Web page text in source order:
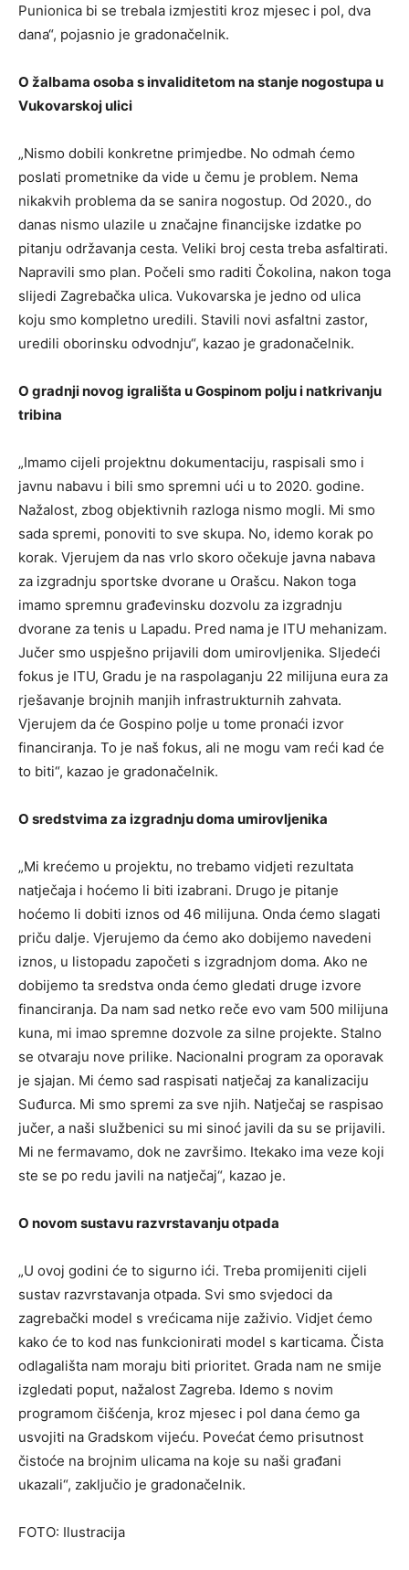
Punionica bi se trebala izmjestiti kroz mjesec i pol, dva
dana“, pojasnio je gradonačelnik.
O žalbama osoba s invaliditetom na stanje nogostupa u
Vukovarskoj ulici
„Nismo dobili konkretne primjedbe. No odmah ćemo
poslati prometnike da vide u čemu je problem. Nema
nikakvih problema da se sanira nogostup. Od 2020., do
danas nismo ulazile u značajne financijske izdatke po
pitanju održavanja cesta. Veliki broj cesta treba asfaltirati.
Napravili smo plan. Počeli smo raditi Čokolina, nakon toga
slijedi Zagrebačka ulica. Vukovarska je jedno od ulica
koju smo kompletno uredili. Stavili novi asfaltni zastor,
uredili oborinsku odvodnju“, kazao je gradonačelnik.
O gradnji novog igrališta u Gospinom polju i natkrivanju
tribina
„Imamo cijeli projektnu dokumentaciju, raspisali smo i
javnu nabavu i bili smo spremni ući u to 2020. godine.
Nažalost, zbog objektivnih razloga nismo mogli. Mi smo
sada spremi, ponoviti to sve skupa. No, idemo korak po
korak. Vjerujem da nas vrlo skoro očekuje javna nabava
za izgradnju sportske dvorane u Orašcu. Nakon toga
imamo spremnu građevinsku dozvolu za izgradnju
dvorane za tenis u Lapadu. Pred nama je ITU mehanizam.
Jučer smo uspješno prijavili dom umirovljenika. Sljedeći
fokus je ITU, Gradu je na raspolaganju 22 milijuna eura za
rješavanje brojnih manjih infrastrukturnih zahvata.
Vjerujem da će Gospino polje u tome pronaći izvor
financiranja. To je naš fokus, ali ne mogu vam reći kad će
to biti“, kazao je gradonačelnik.
O sredstvima za izgradnju doma umirovljenika
„Mi krećemo u projektu, no trebamo vidjeti rezultata
natječaja i hoćemo li biti izabrani. Drugo je pitanje
hoćemo li dobiti iznos od 46 milijuna. Onda ćemo slagati
priču dalje. Vjerujemo da ćemo ako dobijemo navedeni
iznos, u listopadu započeti s izgradnjom doma. Ako ne
dobijemo ta sredstva onda ćemo gledati druge izvore
financiranja. Da nam sad netko reče evo vam 500 milijuna
kuna, mi imao spremne dozvole za silne projekte. Stalno
se otvaraju nove prilike. Nacionalni program za oporavak
je sjajan. Mi ćemo sad raspisati natječaj za kanalizaciju
Suđurca. Mi smo spremi za sve njih. Natječaj se raspisao
jučer, a naši službenici su mi sinoć javili da su se prijavili.
Mi ne fermavamo, dok ne završimo. Itekako ima veze koji
ste se po redu javili na natječaj“, kazao je.
O novom sustavu razvrstavanju otpada
„U ovoj godini će to sigurno ići. Treba promijeniti cijeli
sustav razvrstavanja otpada. Svi smo svjedoci da
zagrebački model s vrećicama nije zaživio. Vidjet ćemo
kako će to kod nas funkcionirati model s karticama. Čista
odlagališta nam moraju biti prioritet. Grada nam ne smije
izgledati poput, nažalost Zagreba. Idemo s novim
programom čišćenja, kroz mjesec i pol dana ćemo ga
usvojiti na Gradskom vijeću. Povećat ćemo prisutnost
čistoće na brojnim ulicama na koje su naši građani
ukazali“, zaključio je gradonačelnik.
FOTO: Ilustracija